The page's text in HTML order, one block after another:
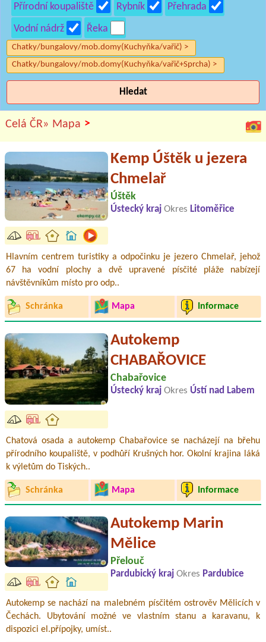
Přírodní koupaliště
Rybník
Přehrada
Vodní nádrž
Řeka
Chatky/bungalovy/mob.domy(Kuchyňka/vařič) >
Chatky/bungalovy/mob.domy(Kuchyňka/vařič+Sprcha) >
Hledat
Celá ČR» Mapa >
Kemp Úštěk u jezera
Chmelař
Úštěk
Ústecký kraj Okres Litoměřice
Hlavním centrem turistiky a odpočinku je jezero Chmelař, jehož
67 ha vodní plochy a dvě upravené písčité pláže nabízejí
návštěvníkům místo pro odp..
Schránka Mapa Informace
Autokemp
CHABAŘOVICE
Chabařovice
Ústecký kraj Okres Ústí nad Labem
Chatová osada a autokemp Chabařovice se nacházejí na břehu
přírodního koupaliště, v podhůří Krušných hor. Okolní krajina láká
k výletům do Tiských..
Schránka Mapa Informace
Autokemp Marin
Mělice
Přelouč
Pardubický kraj Okres Pardubice
Autokemp se nachází na malebném písčitém ostrověv Mělicích v
Čechách. Ubytování možné ve vlastním stanu a karavanu, k
dispozici el.přípojky, umíst..